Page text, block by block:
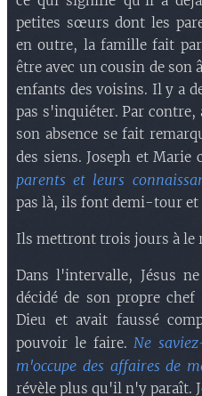
petites sœurs dont les
en outre, la famille fait
être avec un cousin de son
enfants des voisins. Il y a
pas s'inquiéter. Par
son absence se fait
des siens. Joseph et Marie
parents et leurs
pas là, ils font demi-tour et
Ils mettront trois jours à le
Dans l'intervalle, Jésus
décidé de son propre
Dieu et avait faussé
pouvoir le faire.Ne
m'occupe des affaires de
révèle plus qu'il n'y paraît.